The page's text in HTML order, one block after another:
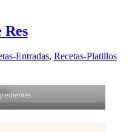
manteca. Añade
Cuece a
20 minutos
al
con sal al
Receta
la Chef Ana
Res
Entradas, Recetas-Platillos
min